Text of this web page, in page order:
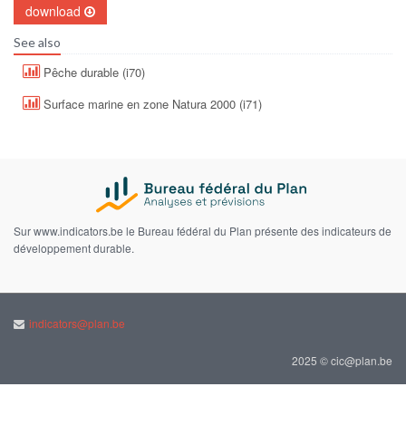
download
See also
Pêche durable (i70)
Surface marine en zone Natura 2000 (i71)
Sur www.indicators.be le Bureau fédéral du Plan présente des indicateurs de
développement durable.
indicators@plan.be
2025 © cic@plan.be